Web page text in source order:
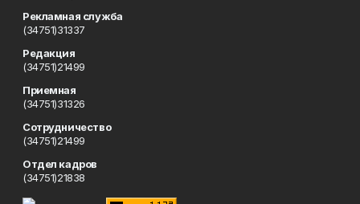
Рекламная служба
(34751)31337
Редакция
(34751)21499
Приемная
(34751)31326
Сотрудничество
(34751)21499
Отдел кадров
(34751)21838